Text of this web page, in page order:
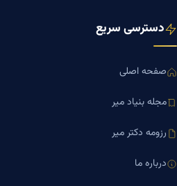
دسترسی سریع
صفحه اصلی
مجله بنیاد میر
رزومه دکتر میر
درباره ما